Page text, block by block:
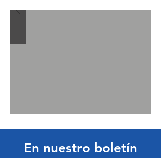
En nuestro boletín